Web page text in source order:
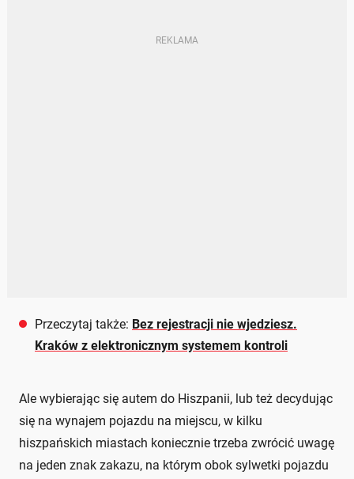
Przeczytaj także: Bez rejestracji nie wjedziesz.
Kraków z elektronicznym systemem kontroli
Ale wybierając się autem do Hiszpanii, lub też decydując
się na wynajem pojazdu na miejscu, w kilku
hiszpańskich miastach koniecznie trzeba zwrócić uwagę
na jeden znak zakazu, na którym obok sylwetki pojazdu